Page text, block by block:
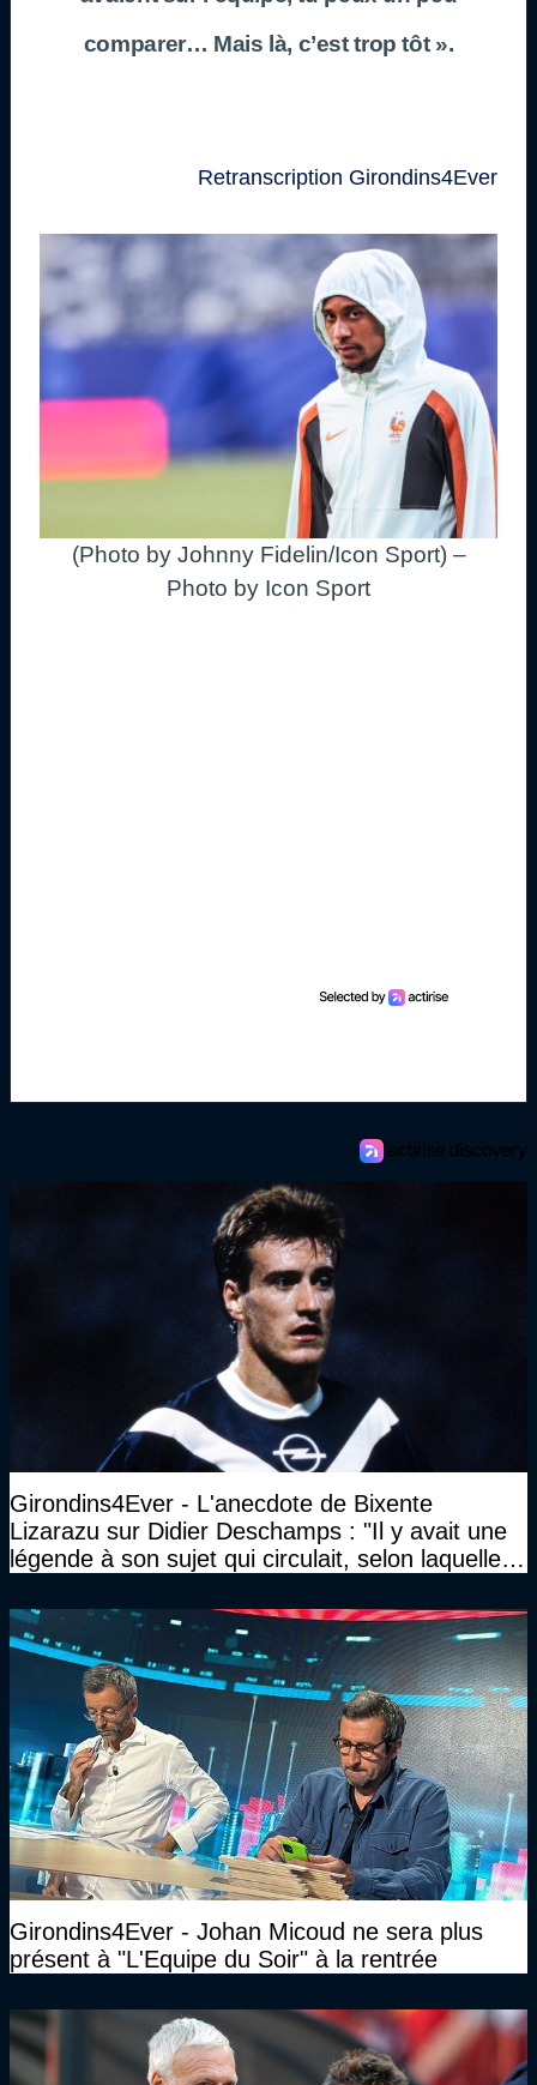
comparer… Mais là, c’est trop tôt ».
Retranscription Girondins4Ever
(Photo by Johnny Fidelin/Icon Sport) –
Photo by Icon Sport
Girondins4Ever - L'anecdote de Bixente
Lizarazu sur Didier Deschamps : "Il y avait une
légende à son sujet qui circulait, selon laquelle il
Girondins4Ever - Johan Micoud ne sera plus
présent à "L'Equipe du Soir" à la rentrée